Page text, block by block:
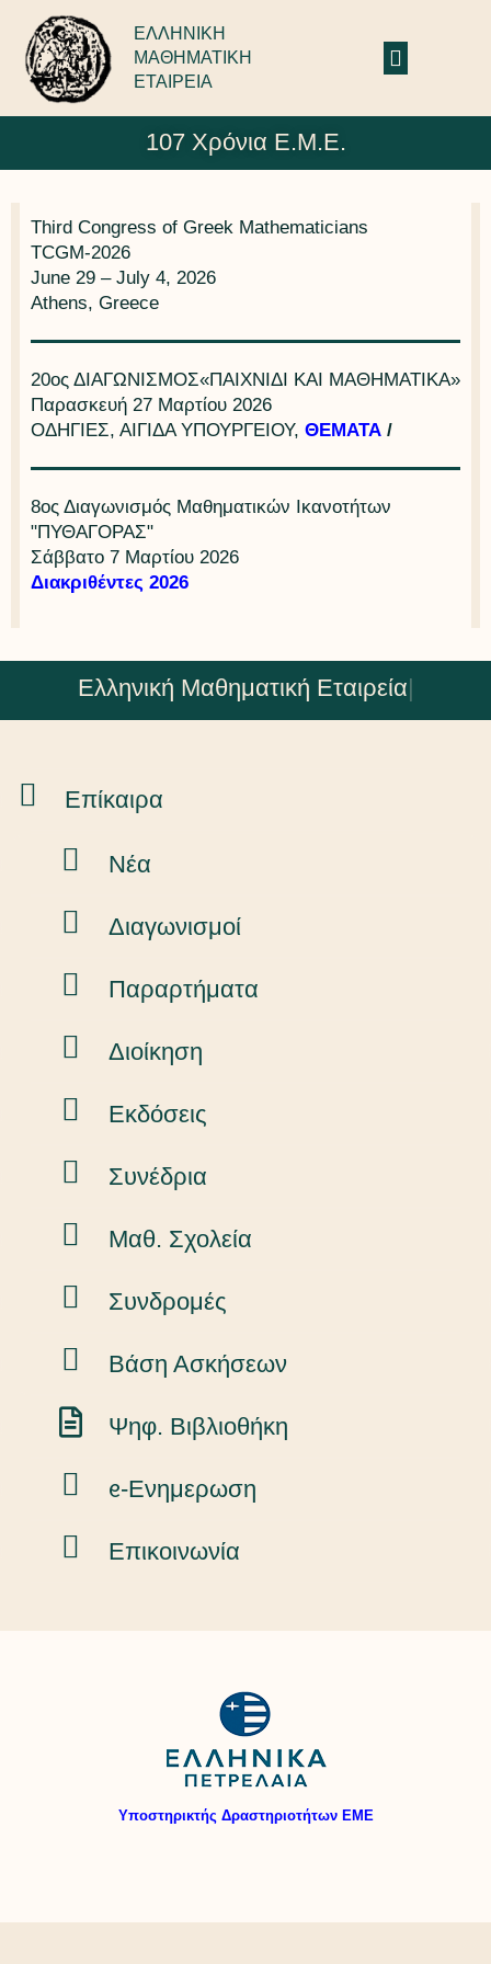
ΕΛΛΗΝΙΚΗ
ΜΑΘΗΜΑΤΙΚΗ
ΕΤΑΙΡΕΙΑ
107 Χρόνια Ε.Μ.Ε.
Third Congress of Greek Mathematicians
TCGM-2026
June 29 – July 4, 2026
Athens, Greece
20ος ΔΙΑΓΩΝΙΣΜΟΣ«ΠΑΙΧΝΙΔΙ ΚΑΙ ΜΑΘΗΜΑΤΙΚΑ»
Παρασκευή 27 Μαρτίου 2026
ΟΔΗΓΙΕΣ, ΑΙΓΙΔΑ ΥΠΟΥΡΓΕΙΟΥ, ΘΕΜΑΤΑ /
8ος Διαγωνισμός Μαθηματικών Ικανοτήτων
"ΠΥΘΑΓΟΡΑΣ"
Σάββατο 7 Μαρτίου 2026
Διακριθέντες 2026
Ελληνική Μαθηματική Εταιρεία|
Επίκαιρα
Νέα
Διαγωνισμοί
Παραρτήματα
Διοίκηση
Εκδόσεις
Συνέδρια
Μαθ. Σχολεία
Συνδρομές
Βάση Ασκήσεων
Ψηφ. Βιβλιοθήκη
ᧉ-Ενημερωση
Επικοινωνία
Υποστηρικτής Δραστηριοτήτων ΕΜΕ